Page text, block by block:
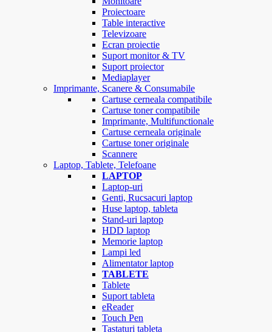
Proiectoare
Table interactive
Televizoare
Ecran proiectie
Suport monitor & TV
Suport proiector
Mediaplayer
Imprimante, Scanere & Consumabile
Cartuse cerneala compatibile
Cartuse toner compatibile
Imprimante, Multifunctionale
Cartuse cerneala originale
Cartuse toner originale
Scannere
Laptop, Tablete, Telefoane
LAPTOP
Laptop-uri
Genti, Rucsacuri laptop
Huse laptop, tableta
Stand-uri laptop
HDD laptop
Memorie laptop
Lampi led
Alimentator laptop
TABLETE
Tablete
Suport tableta
eReader
Touch Pen
Tastaturi tableta